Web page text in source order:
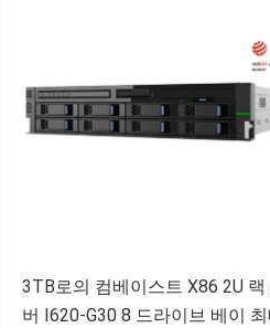
3TB로의 컴베이스트 X86 2U 랙
버 I620-G30 8 드라이브 베이 최